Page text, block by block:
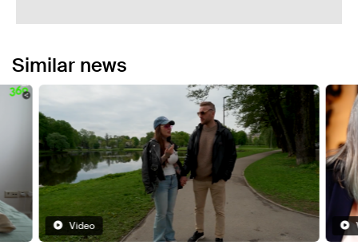
Similar news
Video